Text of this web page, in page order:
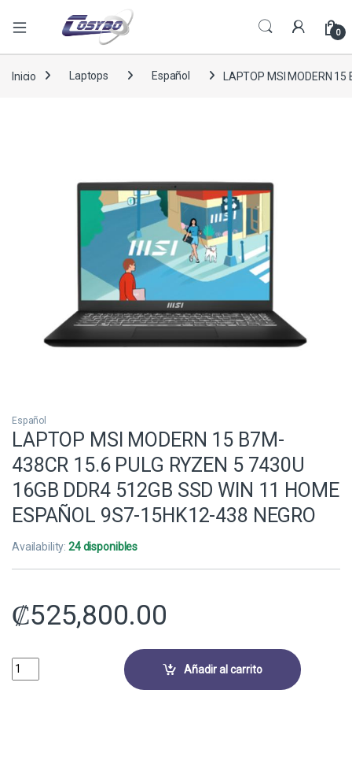
0
Inicio Laptops Español LAPTOP MSI MODERN 15
Español
LAPTOP MSI MODERN 15 B7M-
438CR 15.6 PULG RYZEN 5 7430U
16GB DDR4 512GB SSD WIN 11 HOME
ESPAÑOL 9S7-15HK12-438 NEGRO
Availability:24 disponibles
₡525,800.00
LAPTOP MSI MODERN 15 B7M-438CR 15.6 PULG RYZEN 5 7430U
Añadir al carrito